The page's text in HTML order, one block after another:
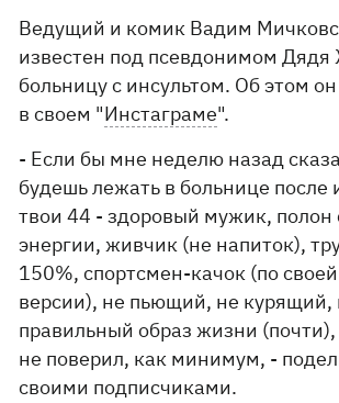
Ведущий и комик Вадим
известен под псевдонимом Дядя
больницу с инсультом. Об этом
в своем "Инстаграме".
- Если бы мне неделю назад
будешь лежать в больнице после
твои 44 - здоровый мужик, полон
энергии, живчик (не напиток),
150%, спортсмен-качок (по
версии), не пьющий, не курящий,
правильный образ жизни
не поверил, как минимум, -
своими подписчиками.